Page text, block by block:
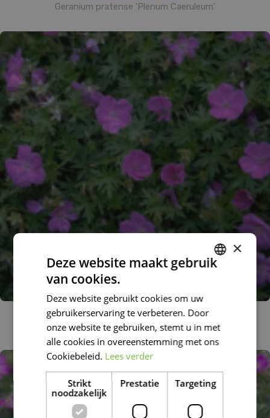
Geranium pratense 'Plenum Caeruleum'
Bloedooievaarsbek
Geranium sanguineum 'Nanum'
×
Deze website maakt gebruik
van cookies.
Deze website gebruikt cookies om uw
gebruikerservaring te verbeteren. Door
onze website te gebruiken, stemt u in met
alle cookies in overeenstemming met ons
Cookiebeleid. Lees verder
Strikt
noodzakelijk
Prestatie Targeting